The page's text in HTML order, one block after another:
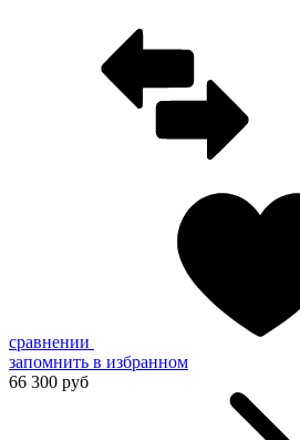
сравнении
запомнить в избранном
66 300 руб